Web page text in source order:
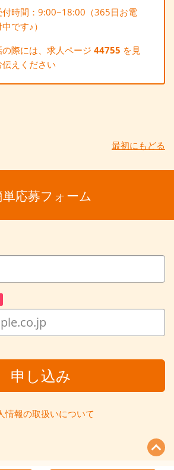
付時間：9:00~18:00（365日お電
です♪）
の際には、求人ページ44755 を見
伝えください
最初にもどる
応募フォーム
申し込み
情報の取扱いについて